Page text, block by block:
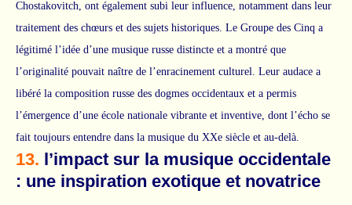
Chostakovitch, ont également subi leur influence, notamment dans leur
traitement des chœurs et des sujets historiques. Le Groupe des Cinq a
légitimé l’idée d’une musique russe distincte et a montré que
l’originalité pouvait naître de l’enracinement culturel. Leur audace a
libéré la composition russe des dogmes occidentaux et a permis
l’émergence d’une école nationale vibrante et inventive, dont l’écho se
fait toujours entendre dans la musique du XXe siècle et au-delà.
13. l’impact sur la musique occidentale
: une inspiration exotique et novatrice